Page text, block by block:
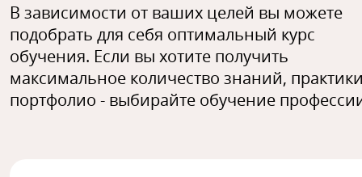
В зависимости от ваших целей вы можете
подобрать для себя оптимальный курс
обучения. Если вы хотите получить
максимальное количество знаний,
портфолио - выбирайте обучение